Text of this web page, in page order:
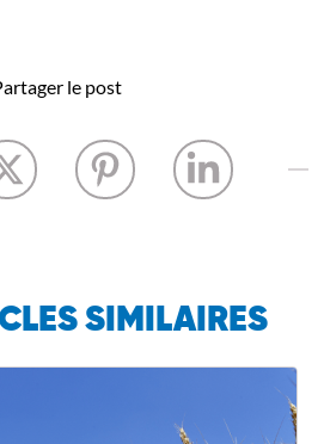
le post
SIMILAIRES